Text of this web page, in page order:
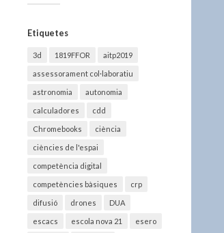
Etiquetes
3d 1819FFOR aitp2019
assessorament col·laboratiu
astronomia autonomia
calculadores cdd
Chromebooks ciència
ciències de l'espai
competència digital
competències bàsiques crp
difusió drones DUA
escacs escola nova 21 esero